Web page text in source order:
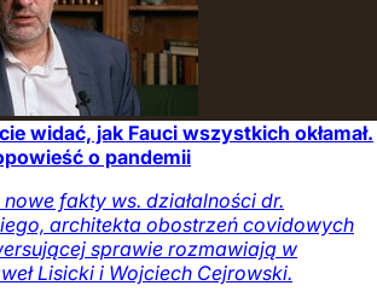
widać, jak Fauci wszystkich okłamał.
o pandemii
fakty ws. działalności dr.
architekta obostrzeń covidowych
sprawie rozmawiają w
Lisicki i Wojciech Cejrowski.